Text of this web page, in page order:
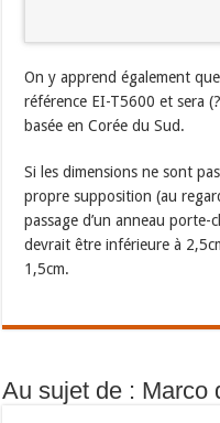
On y apprend également
référence EI-T5600 et sera
basée en Corée du Sud.
Si les dimensions ne sont
propre supposition (au
passage d’un anneau
devrait être inférieure à
1,5cm.
Au sujet de : Marco